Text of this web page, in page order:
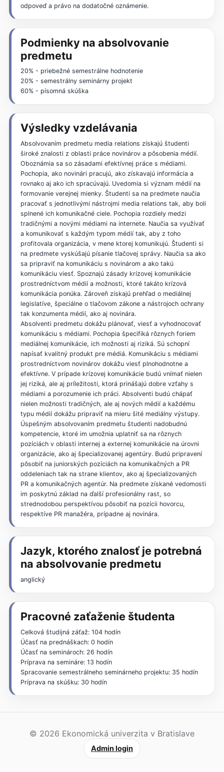
odpoveď a právo na dodatočné oznámenie.
Podmienky na absolvovanie
predmetu
20% - priebežné semestrálne hodnotenie
20% - semestrálny seminárny projekt
60% - písomná skúška
Výsledky vzdelávania
Absolvovaním predmetu media relations získajú študenti
široké znalosti z oblasti práce novinárov a pôsobenia médií.
Oboznámia sa so zásadami efektívnej práce s médiami.
Pochopia, ako novinári pracujú, ako získavajú informácia a
rovnako aj ako ich spracúvajú. Uvedomia si význam médií na
formovanie verejnej mienky. Študenti sa na predmete naučia
pracovať s jednotlivými nástrojmi media relations tak, aby boli
splnené ich komunikačné ciele. Pochopia rozdiely medzi
tradičnými a novými médiami na internete. Naučia sa využívať
a komunikovať s každým typom médií tak, aby z toho
profitovala organizácia, v mene ktorej komunikujú. Študenti si
na predmete vyskúšajú písanie tlačovej správy. Naučia sa ako
sa pripraviť na komunikáciu s novinárom a ako takú
komunikáciu viesť. Spoznajú zásady krízovej komunikácie
prostredníctvom médií a možnosti, ktoré takáto krízová
komunikácia ponúka. Zároveň získajú prehľad o mediálnej
legislatíve, špeciálne o tlačovom zákone a nástrojoch ochrany
tak konzumenta médií, ako aj novinára.
Absolventi predmetu dokážu plánovať, viesť a vyhodnocovať
komunikáciu s médiami. Pochopia špecifiká rôznych foriem
mediálnej komunikácie, ich možnosti aj riziká. Sú schopní
napísať kvalitný produkt pre médiá. Komunikáciu s médiami
prostredníctvom novinárov dokážu viesť plnohodnotne a
efektívne. V prípade krízovej komunikácie budú vnímať nielen
jej riziká, ale aj príležitosti, ktorá prinášajú dobre vzťahy s
médiami a porozumenie ich práci. Absolventi budú chápať
nielen možnosti tradičných, ale aj nových médií a každému
typu médií dokážu pripraviť na mieru šité mediálny výstupy.
Úspešným absolvovaním predmetu študenti nadobudnú
kompetencie, ktoré im umožnia uplatniť sa na rôznych
pozíciách v oblasti internej a externej komunikácie na úrovni
organizácie, ako aj špecializovanej agentúry. Budú pripravení
pôsobiť na juniorských pozíciách na komunikačných a PR
oddeleniach tak na strane klientov, ako aj špecializovaných
PR a komunikačných agentúr. Na predmete získané vedomosti
im poskytnú základ na ďalší profesionálny rast, so
strednodobou perspektívou pôsobiť na pozícii hovorcu,
respektíve PR manažéra, prípadne aj novinára.
Jazyk, ktorého znalosť je potrebná
na absolvovanie predmetu
anglický
Pracovné zaťaženie študenta
Celková študijná záťaž: 104 hodín
Účasť na prednáškach: 0 hodín
Účasť na seminároch: 26 hodín
Príprava na semináre: 13 hodín
Spracovanie semestrálneho seminárneho projektu: 35 hodín
Príprava na skúšku: 30 hodín
© 2026 Ekonomická univerzita v Bratislave
Admin login